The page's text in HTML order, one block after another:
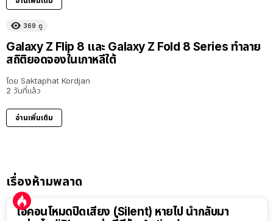
369 ดู
Galaxy Z Flip 8 และ Galaxy Z Fold 8 Series ทำลาย
สถิติยอดจองในเกาหลีใต้
โดย Saktaphat Kordjan
2 วันที่แล้ว
อ่านเพิ่มเติม
เรื่องห้ามพลาด
ไอคอนโหมดปิดเสียง (Silent) หายไป นำกลับมา